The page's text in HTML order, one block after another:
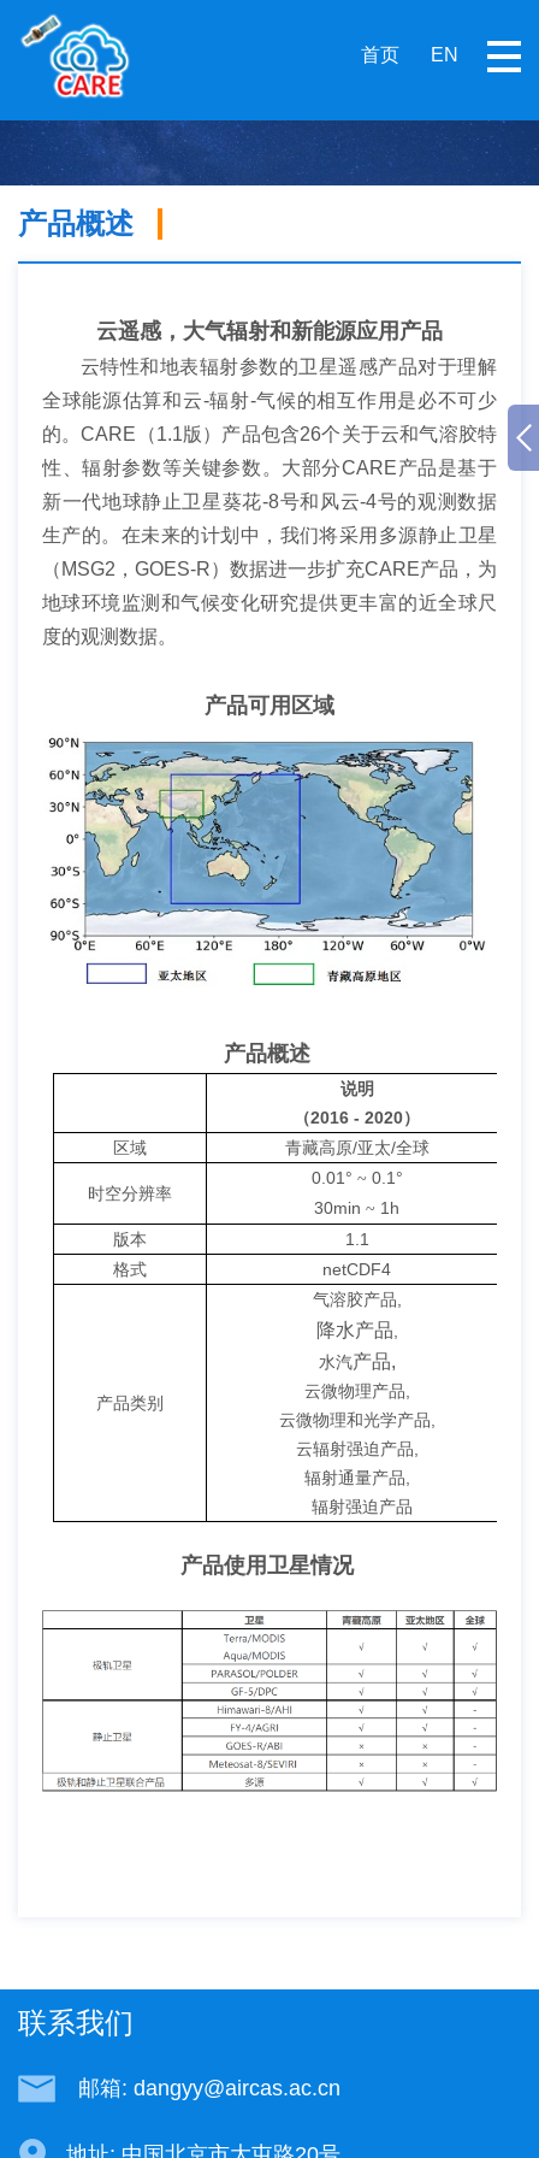
首页 EN
产品概述
云遥感，大气辐射和新能源应用产品
云特性和地表辐射参数的卫星遥感产品对于理解
全球能源估算和云-辐射-气候的相互作用是必不可少
的。CARE（1.1版 ） 产品包含26个关于云和气溶胶特
性、辐射参数等关键参数。大部分CARE产品是基于
新一代地球静止卫星葵花-8号和风云-4号的观测数据
生产的。 在未来的计划中 ，我们将采用多源静止卫星
（ MSG2 ， GOES-R）数据进一步扩充CARE产品，为
地球环境监测和气候变化研究提供更丰富的近全球尺
度的观测数据。
产品可用区域
产品概述
说明
（2016 - 2020）
区域
青藏高原/亚太/全球
时空分辨率
0.01° ~ 0.1°
30min ~ 1h
版本
1.1
格式
netCDF4
产品类别
气溶胶产品,
降水产品
水汽产品,
云微物理产品,
云微物理和光学产品,
云辐射强迫产品,
辐射通量产品,
辐射强迫产品
产品使用卫星情况
联系我们
邮箱: dangyy@aircas.ac.cn